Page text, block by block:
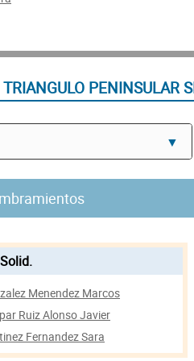
PENINSULAR
Menendez Marcos
Ruiz Alonso Javier
Fernandez Sara